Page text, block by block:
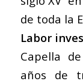
de toda la
Labor
Capella
años de